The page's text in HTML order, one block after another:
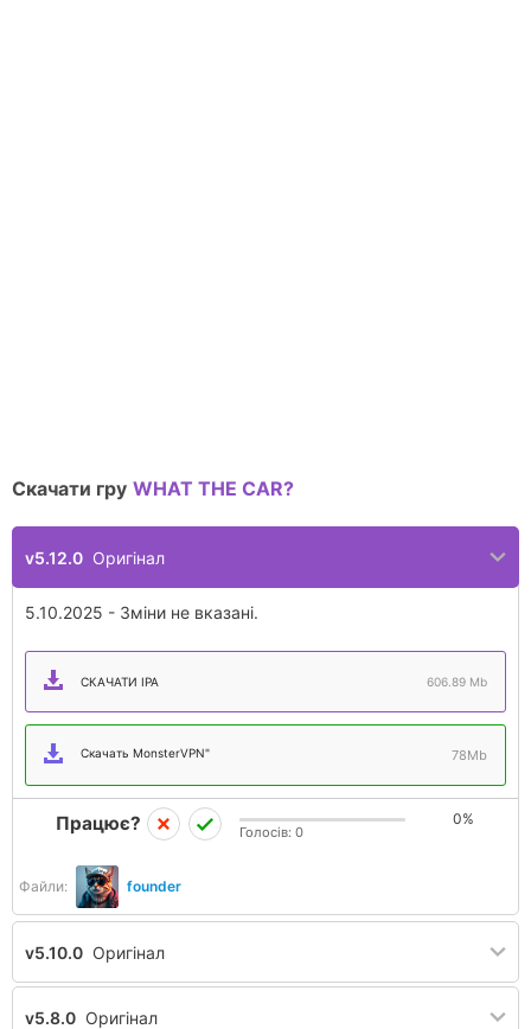
Скачати гру WHAT THE CAR?
v5.12.0 Оригінал
5.10.2025 - Зміни не вказані.
СКАЧАТИ IPA 606.89 Mb
Скачать MonsterVPN" 78Mb
Файли: founder
Працює? 0%
Голосів: 0
v5.10.0 Оригінал
v5.8.0 Оригінал